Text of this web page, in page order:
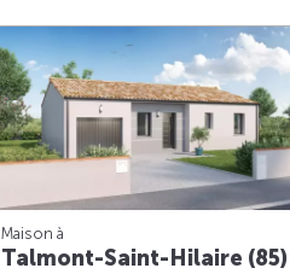
Maison à
Talmont-Saint-Hilaire (85)